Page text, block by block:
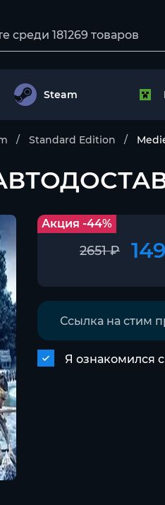
Steam
Standard Edition
Акция -44%
2651 ₽
Я ознакомился с